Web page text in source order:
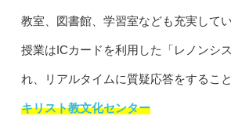
教室、図書館、学習室なども充実してい
授業はICカードを利用した「レノンシ
れ、リアルタイムに質疑応答をするこ
キリスト教文化センター